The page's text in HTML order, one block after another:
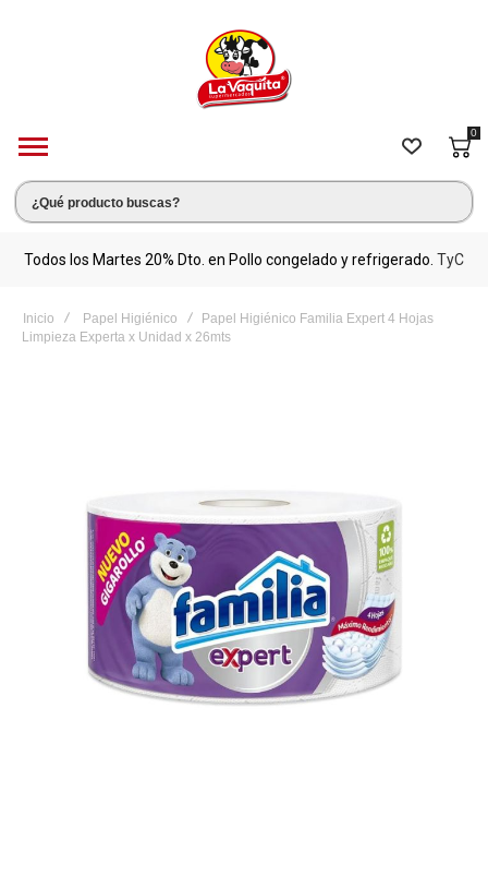
0
Todos los Martes 20% Dto. en Pollo congelado y refrigerado. TyC
Inicio Papel Higiénico
Papel Higiénico Familia Expert 4 Hojas
Limpieza Experta x Unidad x 26mts